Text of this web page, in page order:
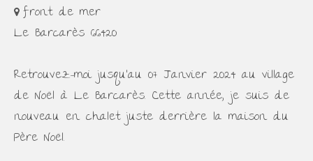
front de mer
Le Barcarès 66420
Retrouvez-moi jusqu'au 07 Janvier 2024 au village
de Noël à Le Barcarès. Cette année, je suis de
nouveau en chalet juste derrière la maison du
Père Noël.